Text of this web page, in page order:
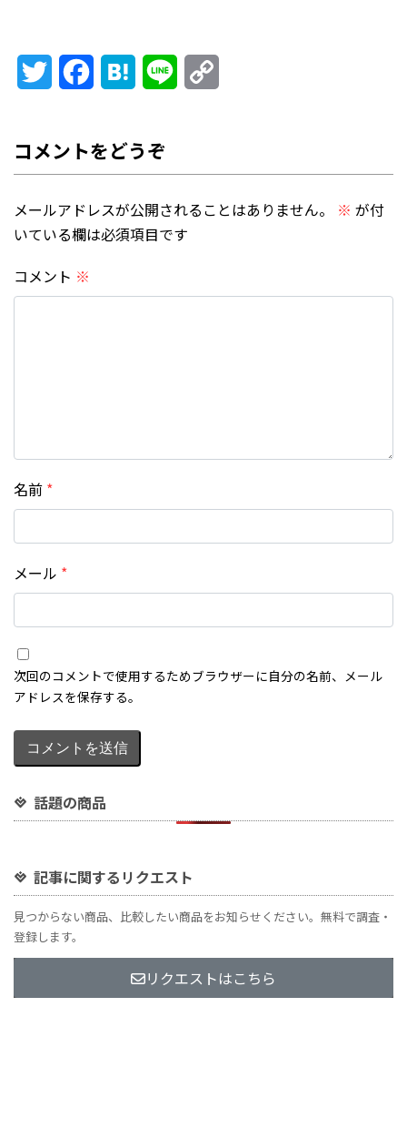
Twitter FacebookHatena Line
メールアドレスが公開されることはありません。 ※ が付
いている欄は必須項目です
コメント ※
名前 *
メール *
話題の商品
記事に関するリクエスト
見つからない商品、比較したい商品をお知らせください。無料で調査・
登録します。
リクエストはこちら